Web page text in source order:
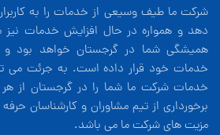
شرکت ما طیف وسیعی از خدمات را به
دهد و همواره در حال افزایش خدمات نیز
همیشگی شما در گرجستان خواهد بود و
خدمات خود قرار داده است. به جرئت می
خدمات شرکت ما شما را در گرجستان از هر
برخورداری از تیم مشاوران و کارشناسان
مزیت های شرکت ما می باشد.